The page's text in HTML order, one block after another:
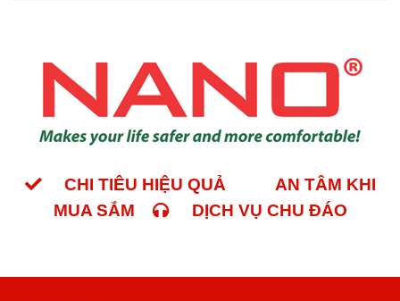
CHI TIÊU HIỆU QUẢ
AN TÂM KHI
MUA SẮM
DỊCH VỤ CHU ĐÁO